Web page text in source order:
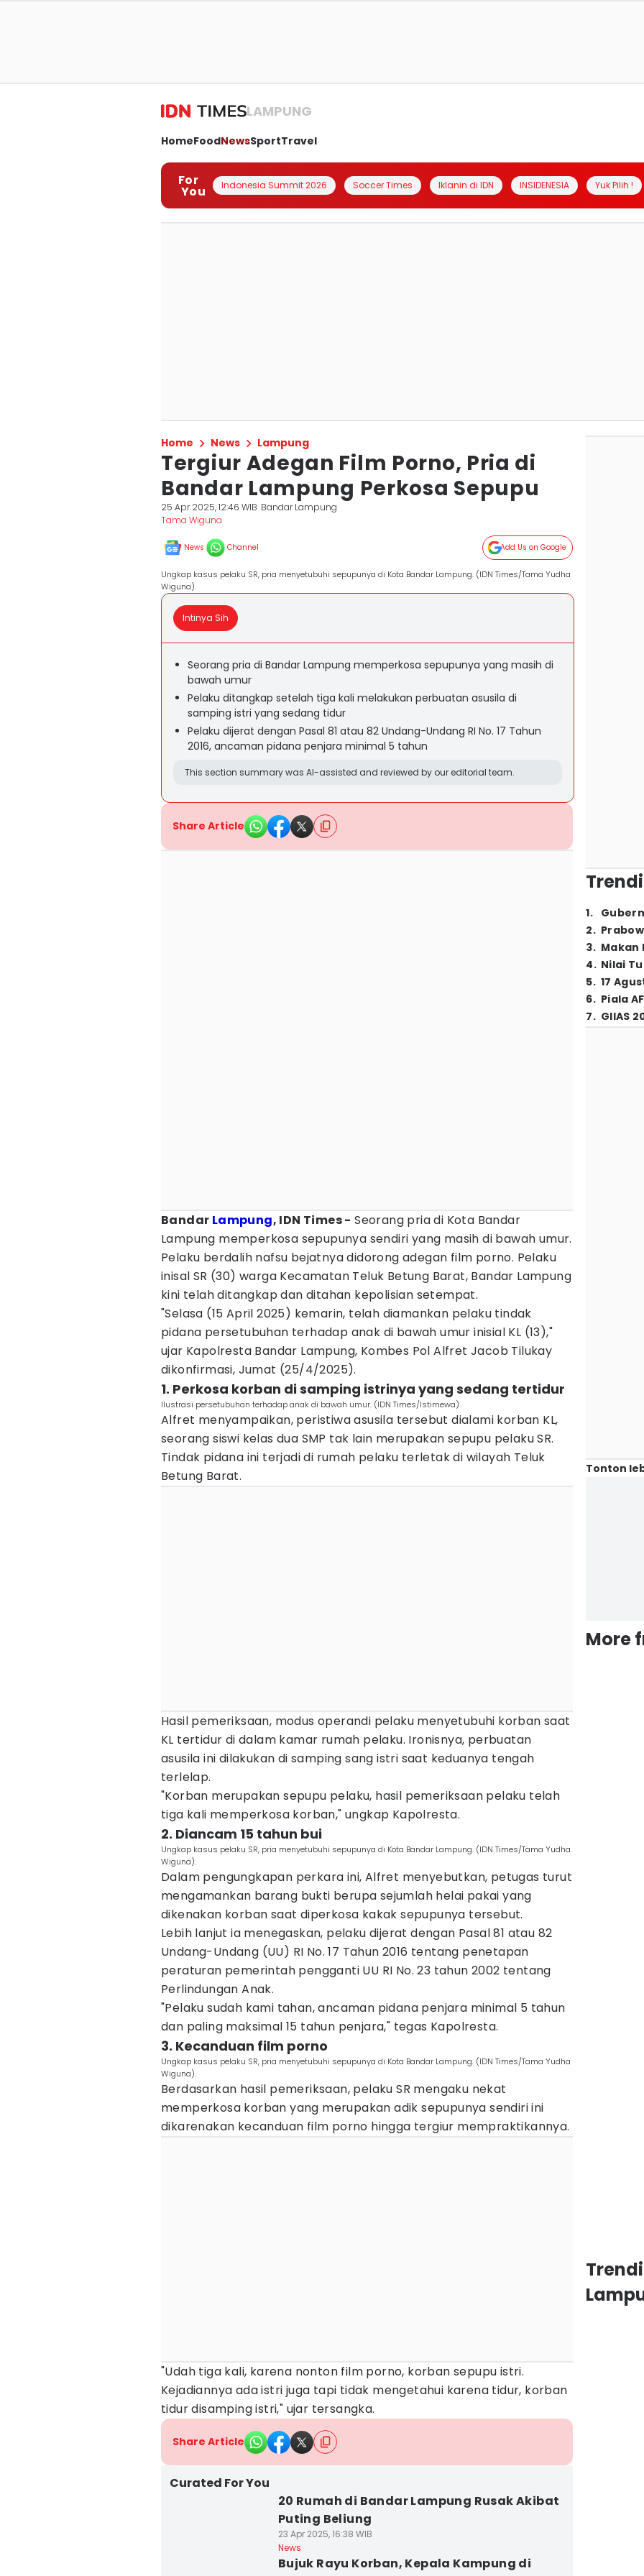
LAMPUNG
HomeFoodNewsSportTravel
For
You Indonesia Summit 2026 Soccer Times Iklanin di IDN INSIDENESIA Yuk Pilih !
Home News Lampung
Tergiur Adegan Film Porno, Pria di
Bandar Lampung Perkosa Sepupu
25 Apr 2025, 12:46 WIB Bandar Lampung
Tama Wiguna
News Channel Add Us on Google
Ungkap kasus pelaku SR, pria menyetubuhi sepupunya di Kota Bandar Lampung. (IDN Times/Tama Yudha
Wiguna).
Intinya Sih
Seorang pria di Bandar Lampung memperkosa sepupunya yang masih di
bawah umur
Pelaku ditangkap setelah tiga kali melakukan perbuatan asusila di
samping istri yang sedang tidur
Pelaku dijerat dengan Pasal 81 atau 82 Undang-Undang RI No. 17 Tahun
2016, ancaman pidana penjara minimal 5 tahun
This section summary was AI-assisted and reviewed by our editorial team.
Share Article
Bandar Lampung, IDN Times - Seorang pria di Kota Bandar
Lampung memperkosa sepupunya sendiri yang masih di bawah umur.
Pelaku berdalih nafsu bejatnya didorong adegan film porno. Pelaku
inisal SR (30) warga Kecamatan Teluk Betung Barat, Bandar Lampung
kini telah ditangkap dan ditahan kepolisian setempat.
"Selasa (15 April 2025) kemarin, telah diamankan pelaku tindak
pidana persetubuhan terhadap anak di bawah umur inisial KL (13),"
ujar Kapolresta Bandar Lampung, Kombes Pol Alfret Jacob Tilukay
dikonfirmasi, Jumat (25/4/2025).
1. Perkosa korban di samping istrinya yang sedang tertidur
Ilustrasi persetubuhan terhadap anak di bawah umur. (IDN Times/Istimewa).
Alfret menyampaikan, peristiwa asusila tersebut dialami korban KL,
seorang siswi kelas dua SMP tak lain merupakan sepupu pelaku SR.
Tindak pidana ini terjadi di rumah pelaku terletak di wilayah Teluk
Betung Barat.
Hasil pemeriksaan, modus operandi pelaku menyetubuhi korban saat
KL tertidur di dalam kamar rumah pelaku. Ironisnya, perbuatan
asusila ini dilakukan di samping sang istri saat keduanya tengah
terlelap.
"Korban merupakan sepupu pelaku, hasil pemeriksaan pelaku telah
tiga kali memperkosa korban," ungkap Kapolresta.
2. Diancam 15 tahun bui
Ungkap kasus pelaku SR, pria menyetubuhi sepupunya di Kota Bandar Lampung. (IDN Times/Tama Yudha
Wiguna).
Dalam pengungkapan perkara ini, Alfret menyebutkan, petugas turut
mengamankan barang bukti berupa sejumlah helai pakai yang
dikenakan korban saat diperkosa kakak sepupunya tersebut.
Lebih lanjut ia menegaskan, pelaku dijerat dengan Pasal 81 atau 82
Undang-Undang (UU) RI No. 17 Tahun 2016 tentang penetapan
peraturan pemerintah pengganti UU RI No. 23 tahun 2002 tentang
Perlindungan Anak.
"Pelaku sudah kami tahan, ancaman pidana penjara minimal 5 tahun
dan paling maksimal 15 tahun penjara," tegas Kapolresta.
3. Kecanduan film porno
Ungkap kasus pelaku SR, pria menyetubuhi sepupunya di Kota Bandar Lampung. (IDN Times/Tama Yudha
Wiguna).
Berdasarkan hasil pemeriksaan, pelaku SR mengaku nekat
memperkosa korban yang merupakan adik sepupunya sendiri ini
dikarenakan kecanduan film porno hingga tergiur mempraktikannya.
"Udah tiga kali, karena nonton film porno, korban sepupu istri.
Kejadiannya ada istri juga tapi tidak mengetahui karena tidur, korban
tidur disamping istri," ujar tersangka.
Share Article
Curated For You
20 Rumah di Bandar Lampung Rusak Akibat
Puting Beliung
23 Apr 2025, 16:38 WIB
News
Bujuk Rayu Korban, Kepala Kampung di
1.
2.
3. Makan
4. Nilai
5. 17
6. Piala
7. GIIAS
Tonton
More